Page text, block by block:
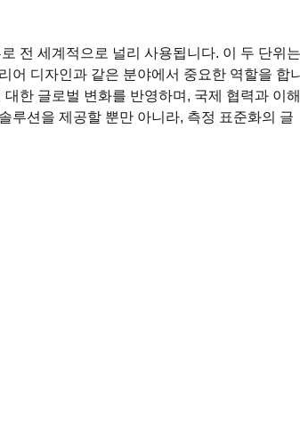
전 세계적으로 널리 사용됩니다. 이 두 단위는
어 디자인과 같은 분야에서 중요한 역할을 합
한 글로벌 변화를 반영하며, 국제 협력과 이해
루션을 제공할 뿐만 아니라, 측정 표준화의 글